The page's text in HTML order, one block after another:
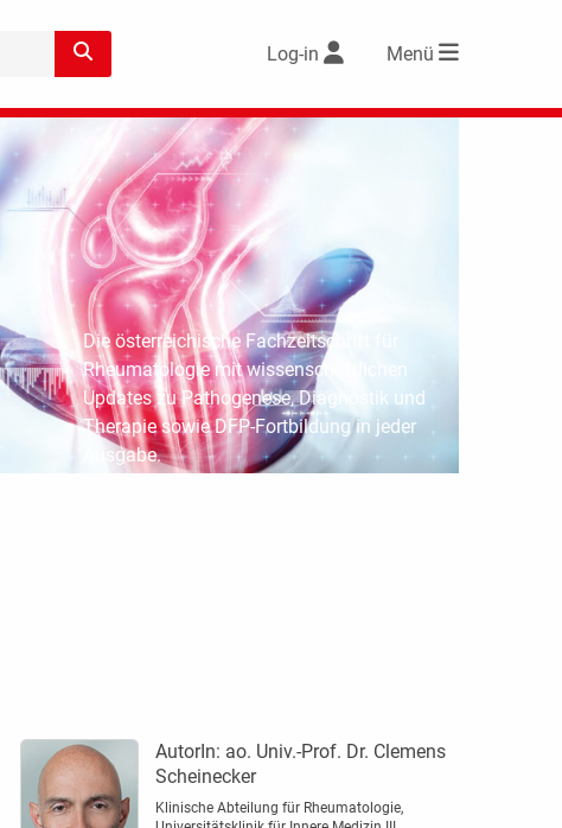
Log-in Menü
Die österreichische Fachzeitschrift für
Rheumatologie mit wissenschaftlichen
Updates zu Pathogenese, Diagnostik und
Therapie sowie DFP-Fortbildung in jeder
Ausgabe.
AutorIn: ao. Univ.-Prof. Dr. Clemens
Scheinecker
Klinische Abteilung für Rheumatologie,